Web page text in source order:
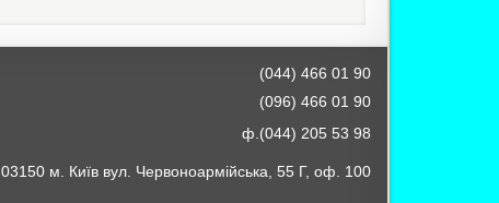
(044) 466 01 90
(096) 466 01 90
ф.(044) 205 53 98
03150 м. Київ вул. Червоноармійська, 55 Г, оф. 100